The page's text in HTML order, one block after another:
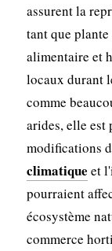
assurent la
tant que
alimentaire et
locaux durant
comme
arides, elle
modifications
climatique et
pourraient
écosystème
commerce